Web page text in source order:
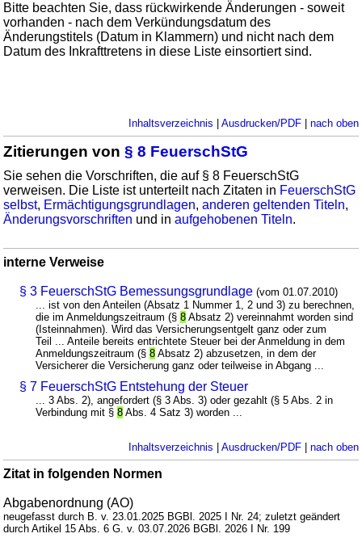
Bitte beachten Sie, dass rückwirkende Änderungen - soweit
vorhanden - nach dem Verkündungsdatum des
Änderungstitels (Datum in Klammern) und nicht nach dem
Datum des Inkrafttretens in diese Liste einsortiert sind.
Inhaltsverzeichnis Ausdrucken/PDF| nach oben
Zitierungen von§ 8 FeuerschStG
Sie sehen die Vorschriften, die auf § 8 FeuerschStG
verweisen. Die Liste ist unterteilt nach Zitaten in FeuerschStG
selbst, Ermächtigungsgrundlagen,anderen geltenden Titeln,
Änderungsvorschriften und inaufgehobenen Titeln.
interne Verweise
§ 3 FeuerschStG Bemessungsgrundlage (vom 01.07.2010)
... ist von den Anteilen (Absatz 1 Nummer 1, 2 und 3) zu berechnen,
die im Anmeldungszeitraum (§8 Absatz 2) vereinnahmt worden sind
(Isteinnahmen). Wird das Versicherungsentgelt ganz oder zum
Teil ... Anteile bereits entrichtete Steuer bei der Anmeldung in dem
Anmeldungszeitraum (§8 Absatz 2) abzusetzen, in dem der
Versicherer die Versicherung ganz oder teilweise in Abgang ...
§ 7 FeuerschStG Entstehung der Steuer
... 3 Abs. 2), angefordert (§ 3 Abs. 3) oder gezahlt (§ 5 Abs. 2 in
Verbindung mit §8 Abs. 4 Satz 3) worden ...
Inhaltsverzeichnis Ausdrucken/PDF| nach oben
Zitat in folgenden Normen
Abgabenordnung (AO)
neugefasst durch B. v. 23.01.2025 BGBl. 2025 I Nr. 24; zuletzt geändert
durch Artikel 15 Abs. 6 G. v. 03.07.2026 BGBl. 2026 I Nr. 199